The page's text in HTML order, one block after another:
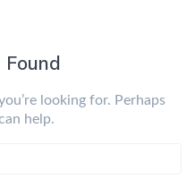
looking for. Perhaps
help.